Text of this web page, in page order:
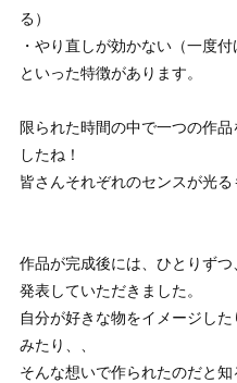
る）
・やり直しが効かない（一度
といった特徴があります。
限られた時間の中で一つの作
したね！
皆さんそれぞれのセンスが光
作品が完成後には、ひとりず
発表していただきました。
自分が好きな物をイメージし
みたり、、
そんな想いで作られたのだと